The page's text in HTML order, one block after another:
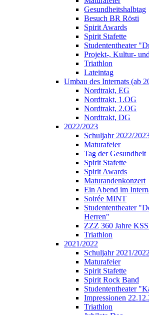
Gesundheitshalbtag
Besuch BR Rösti
Spirit Awards
Spirit Stafette
Studententheater
Projekt-, Kultur-
Triathlon
Lateintag
Umbau des Internats (ab
Nordtrakt, EG
Nordtrakt, 1.OG
Nordtrakt, 2.OG
Nordtrakt, DG
2022/2023
Schuljahr 2022/
Maturafeier
Tag der Gesundheit
Spirit Stafette
Spirit Awards
Maturandenkonzert
Ein Abend im
Soirée MINT
Studententheater
Herren"
ZZZ 360 Jahre
Triathlon
2021/2022
Schuljahr 2021/2022
Maturafeier
Spirit Stafette
Spirit Rock Band
Studententheater
Impressionen
Triathlon